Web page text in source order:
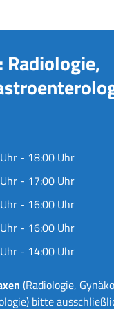
- 18:00 Uhr
- 17:00 Uhr
- 16:00 Uhr
- 16:00 Uhr
- 14:00 Uhr
(Radiologie,
bitte